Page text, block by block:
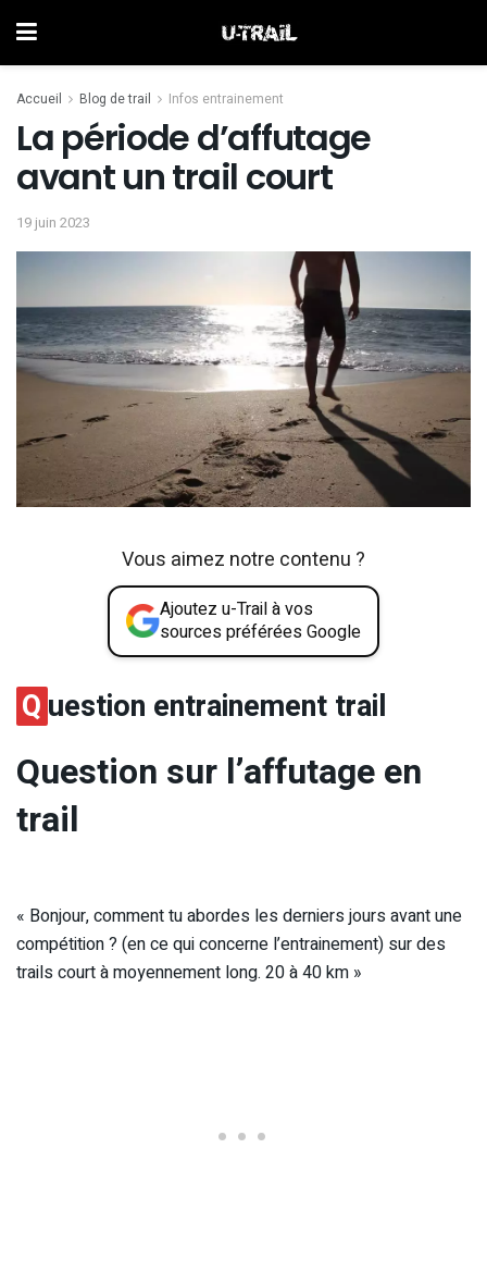
Accueil Blog de trail Infos entrainement
La période d’affutage
avant un trail court
19 juin 2023
Vous aimez notre contenu ?
Ajoutez u-Trail à vos
sources préférées Google
Q uestion entrainement trail
Question sur l’affutage en
trail
« Bonjour, comment tu abordes les derniers jours avant une
compétition ? (en ce qui concerne l’entrainement) sur des
trails court à moyennement long. 20 à 40 km »